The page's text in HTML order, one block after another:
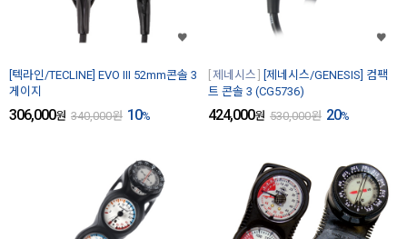
[텍라인/TECLINE] EVO III 52mm콘솔 3
게이지
306,000원 340,000원 10%
제네시스
[제네시스/GENESIS] 컴팩
트 콘솔 3 (CG5736)
424,000원 530,000원 20%